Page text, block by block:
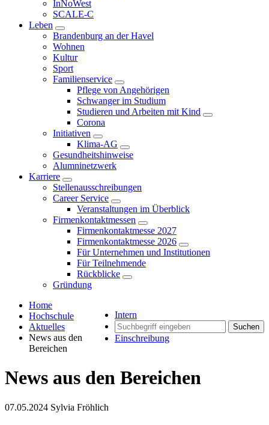
InNoWest
SCALE-C
Leben
Brandenburg an der Havel
Wohnen
Kultur
Sport
Familienservice
Pflege von Angehörigen
Schwanger im Studium
Studieren und Arbeiten mit Kind
Corona
Initiativen
Klima-AG
Gesundheitshinweise
Alumninetzwerk
Karriere
Stellenausschreibungen
Career Service
Veranstaltungen im Überblick
Firmenkontaktmessen
Firmenkontaktmesse 2027
Firmenkontaktmesse 2026
Für Unternehmen und Institutionen
Für Teilnehmende
Rückblicke
Gründung
Intern
Suchen
Einschreibung
Home
Hochschule
Aktuelles
News aus den
Bereichen
News aus den Bereichen
07.05.2024 Sylvia Fröhlich